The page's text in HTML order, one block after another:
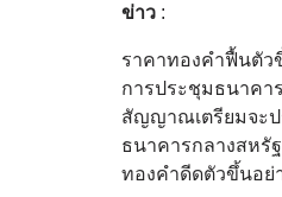
ข่าว :
ราคาทองคำฟื้นตั
การประชุมธนาคา
สัญญาณเตรียมจะป
ธนาคารกลางสหรั
ทองคำดีดตัวขึ้นอย่